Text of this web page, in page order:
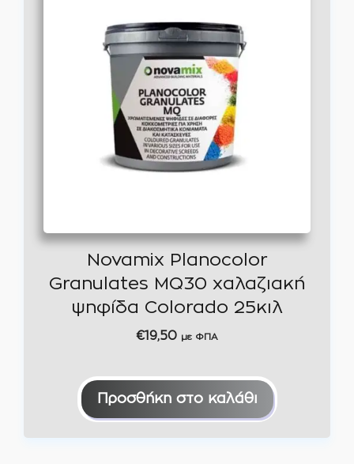
Novamix Planocolor
Granulates MQ30 χαλαζιακή
ψηφίδα Colorado 25κιλ
€19,50 με ΦΠΑ
Προσθήκη στο καλάθι